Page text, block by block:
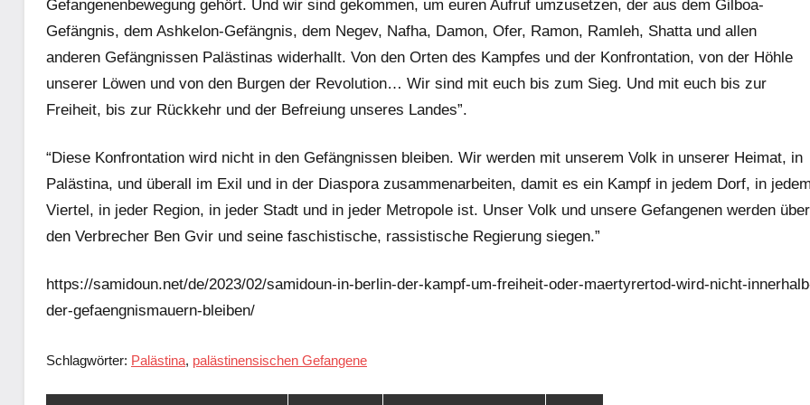
Gefangenenbewegung gehört. Und wir sind gekommen, um euren Aufruf umzusetzen, der aus dem Gilboa-
Gefängnis, dem Ashkelon-Gefängnis, dem Negev, Nafha, Damon, Ofer, Ramon, Ramleh, Shatta und allen
anderen Gefängnissen Palästinas widerhallt. Von den Orten des Kampfes und der Konfrontation, von der Höhle
unserer Löwen und von den Burgen der Revolution… Wir sind mit euch bis zum Sieg. Und mit euch bis zur
Freiheit, bis zur Rückkehr und der Befreiung unseres Landes”.
“Diese Konfrontation wird nicht in den Gefängnissen bleiben. Wir werden mit unserem Volk in unserer Heimat, in
Palästina, und überall im Exil und in der Diaspora zusammenarbeiten, damit es ein Kampf in jedem Dorf, in
Viertel, in jeder Region, in jeder Stadt und in jeder Metropole ist. Unser Volk und unsere Gefangenen werden über
den Verbrecher Ben Gvir und seine faschistische, rassistische Regierung siegen.”
https://samidoun.net/de/2023/02/samidoun-in-berlin-der-kampf-um-freiheit-oder-maertyrertod-wird-nicht-
der-gefaengnismauern-bleiben/
Schlagwörter: Palästina, palästinensischen Gefangene